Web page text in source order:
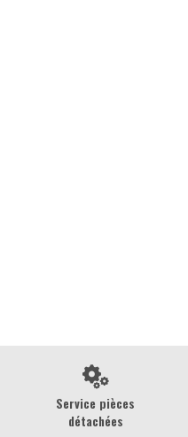
Service pièces
détachées